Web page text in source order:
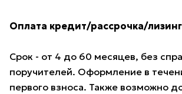
Оплата кредит/рассрочка/лизинг
Срок - от 4 до 60 месяцев, без
поручителей. Оформление в
первого взноса. Также возможно